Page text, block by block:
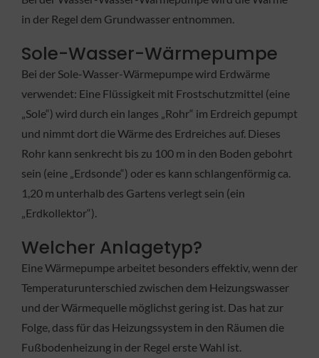
in der Regel dem Grundwasser entnommen.
Sole-Wasser-Wärmepumpe
Bei der Sole-Wasser-Wärmepumpe wird Erdwärme
verwendet: Eine Flüssigkeit mit Frostschutzmittel (eine
„Sole“) wird durch ein langes „Rohr“ im Erdreich gepumpt
und nimmt dort die Wärme des Erdreiches auf. Dieses
Rohr kann senkrecht bis zu 100 m in den Boden gebohrt
sein (eine „Erdsonde“) oder es kann schlangenförmig ca.
1,20 m unterhalb des Gartens verlegt sein (ein
„Erdkollektor“).
Welcher Anlagetyp?
Eine Wärmepumpe arbeitet besonders effektiv, wenn der
Temperaturunterschied zwischen dem Heizungswasser
und der Wärmequelle möglichst gering ist. Das hat zur
Folge, dass für das Heizungssystem in den Räumen die
Fußbodenheizung in der Regel erste Wahl ist.